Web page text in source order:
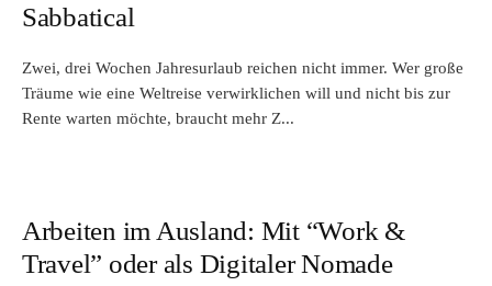
Sabbatical
Zwei, drei Wochen Jahresurlaub reichen nicht immer. Wer große
Träume wie eine Weltreise verwirklichen will und nicht bis zur
Rente warten möchte, braucht mehr Z...
Arbeiten im Ausland: Mit “Work &
Travel” oder als Digitaler Nomade